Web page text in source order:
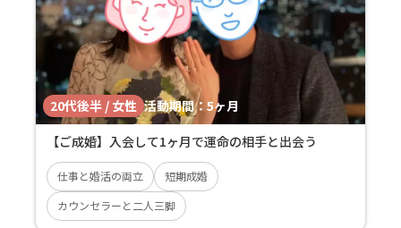
20代後半 / 女性 活動期間： 5ヶ月
【ご成婚】入会して1ヶ月で運命の相手と出会う
仕事と婚活の両立
短期成婚
カウンセラーと二人三脚